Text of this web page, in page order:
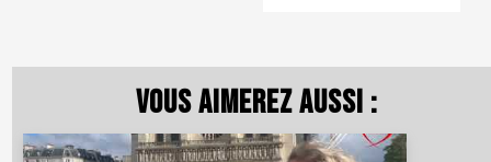
Vous aimerez aussi :